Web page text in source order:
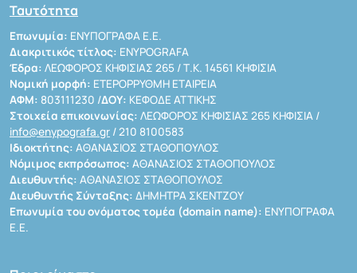
Ταυτότητα
Επωνυμία: ΕΝΥΠΟΓΡΑΦΑ Ε.Ε.
Διακριτικός τίτλος: ENYPOGRAFA
Έδρα: ΛΕΩΦΟΡΟΣ ΚΗΦΙΣΙΑΣ 265 / Τ.Κ. 14561 ΚΗΦΙΣΙΑ
Νομική μορφή: ΕΤΕΡΟΡΡΥΘΜΗ ΕΤΑΙΡΕΙΑ
ΑΦΜ: 803111230 /ΔΟΥ: ΚΕΦΟΔΕ ΑΤΤΙΚΗΣ
Στοιχεία επικοινωνίας: ΛΕΩΦΟΡΟΣ ΚΗΦΙΣΙΑΣ 265 ΚΗΦΙΣΙΑ /
info@enypografa.gr / 210 8100583
Ιδιοκτήτης: ΑΘΑΝΑΣΙΟΣ ΣΤΑΘΟΠΟΥΛΟΣ
Νόμιμος εκπρόσωπος: ΑΘΑΝΑΣΙΟΣ ΣΤΑΘΟΠΟΥΛΟΣ
Διευθυντής: ΑΘΑΝΑΣΙΟΣ ΣΤΑΘΟΠΟΥΛΟΣ
Διευθυντής Σύνταξης: ΔΗΜΗΤΡΑ ΣΚΕΝΤΖΟΥ
Επωνυμία του ονόματος τομέα (domain name): ΕΝΥΠΟΓΡΑΦΑ
Ε.Ε.